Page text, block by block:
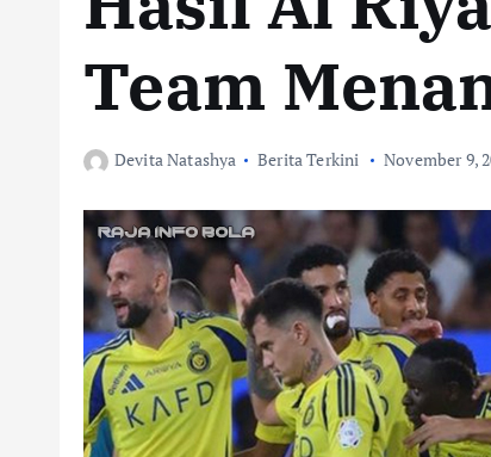
Team
Devita Natashya Berita Terkini November 9,